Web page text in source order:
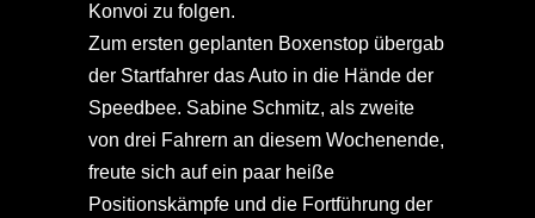
Konvoi zu folgen.
Zum ersten geplanten Boxenstop übergab
der Startfahrer das Auto in die Hände der
Speedbee. Sabine Schmitz, als zweite
von drei Fahrern an diesem Wochenende,
freute sich auf ein paar heiße
Positionskämpfe und die Fortführung der